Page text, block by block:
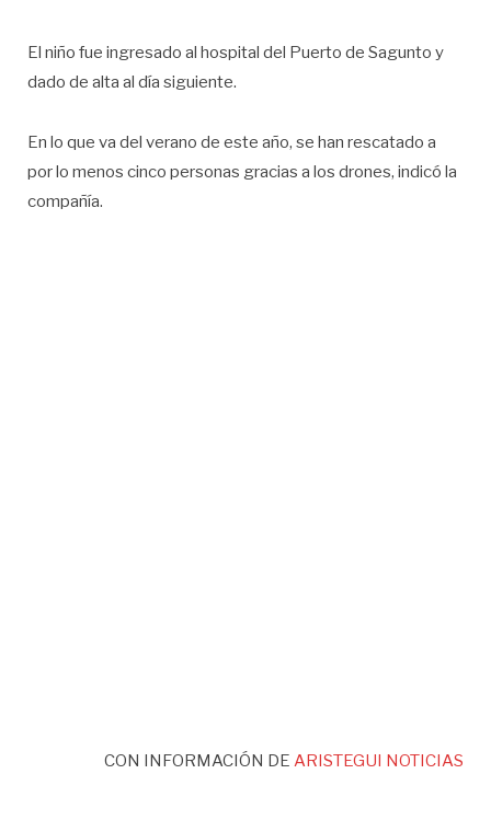
El niño fue ingresado al hospital del Puerto de Sagunto y
dado de alta al día siguiente.
En lo que va del verano de este año, se han rescatado a
por lo menos cinco personas gracias a los drones, indicó la
compañía.
CON INFORMACIÓN DE ARISTEGUI NOTICIAS